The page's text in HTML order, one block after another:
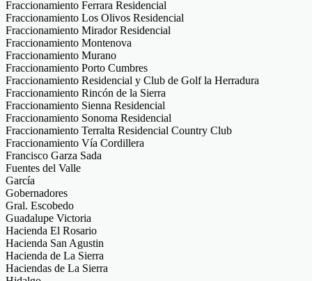
Fraccionamiento Ferrara Residencial
Fraccionamiento Los Olivos Residencial
Fraccionamiento Mirador Residencial
Fraccionamiento Montenova
Fraccionamiento Murano
Fraccionamiento Porto Cumbres
Fraccionamiento Residencial y Club de Golf la Herradura
Fraccionamiento Rincón de la Sierra
Fraccionamiento Sienna Residencial
Fraccionamiento Sonoma Residencial
Fraccionamiento Terralta Residencial Country Club
Fraccionamiento Vía Cordillera
Francisco Garza Sada
Fuentes del Valle
García
Gobernadores
Gral. Escobedo
Guadalupe Victoria
Hacienda El Rosario
Hacienda San Agustin
Hacienda de La Sierra
Haciendas de La Sierra